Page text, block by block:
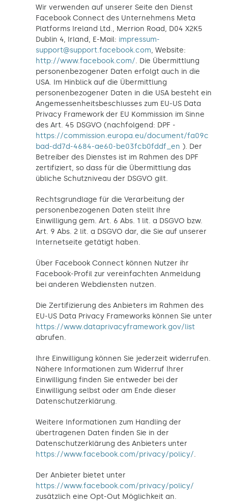
Wir verwenden auf unserer Seite den Dienst
Facebook Connect des Unternehmens Meta
Platforms Ireland Ltd., Merrion Road, D04 X2K5
Dublin 4, Irland, E-Mail: impressum-
support@support.facebook.com, Website:
http://www.facebook.com/. Die Übermittlung
personenbezogener Daten erfolgt auch in die
USA. Im Hinblick auf die Übermittlung
personenbezogener Daten in die USA besteht ein
Angemessenheitsbeschlusses zum EU-US Data
Privacy Framework der EU Kommission im Sinne
des Art. 45 DSGVO (nachfolgend: DPF -
https://commission.europa.eu/document/fa09c
bad-dd7d-4684-ae60-be03fcb0fddf_en ). Der
Betreiber des Dienstes ist im Rahmen des DPF
zertifiziert, so dass für die Übermittlung das
übliche Schutzniveau der DSGVO gilt.
Rechtsgrundlage für die Verarbeitung der
personenbezogenen Daten stellt Ihre
Einwilligung gem. Art. 6 Abs. 1 lit. a DSGVO bzw.
Art. 9 Abs. 2 lit. a DSGVO dar, die Sie auf unserer
Internetseite getätigt haben.
Über Facebook Connect können Nutzer ihr
Facebook-Profil zur vereinfachten Anmeldung
bei anderen Webdiensten nutzen.
Die Zertifizierung des Anbieters im Rahmen des
EU-US Data Privacy Frameworks können Sie unter
https://www.dataprivacyframework.gov/list
abrufen.
Ihre Einwilligung können Sie jederzeit widerrufen.
Nähere Informationen zum Widerruf Ihrer
Einwilligung finden Sie entweder bei der
Einwilligung selbst oder am Ende dieser
Datenschutzerklärung.
Weitere Informationen zum Handling der
übertragenen Daten finden Sie in der
Datenschutzerklärung des Anbieters unter
https://www.facebook.com/privacy/policy/.
Der Anbieter bietet unter
https://www.facebook.com/privacy/policy/
zusätzlich eine Opt-Out Möglichkeit an.